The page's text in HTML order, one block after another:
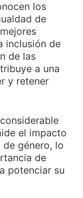
los
de
inclusión de
de las
a una
y retener
el impacto
género, lo
de
potenciar su